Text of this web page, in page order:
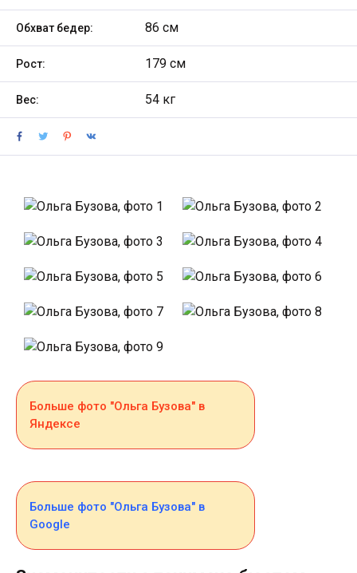
Обхват бедер: 86 см
Рост: 179 см
Вес: 54 кг
Больше фото "Ольга Бузова" в
Яндексе
Больше фото "Ольга Бузова" в
Google